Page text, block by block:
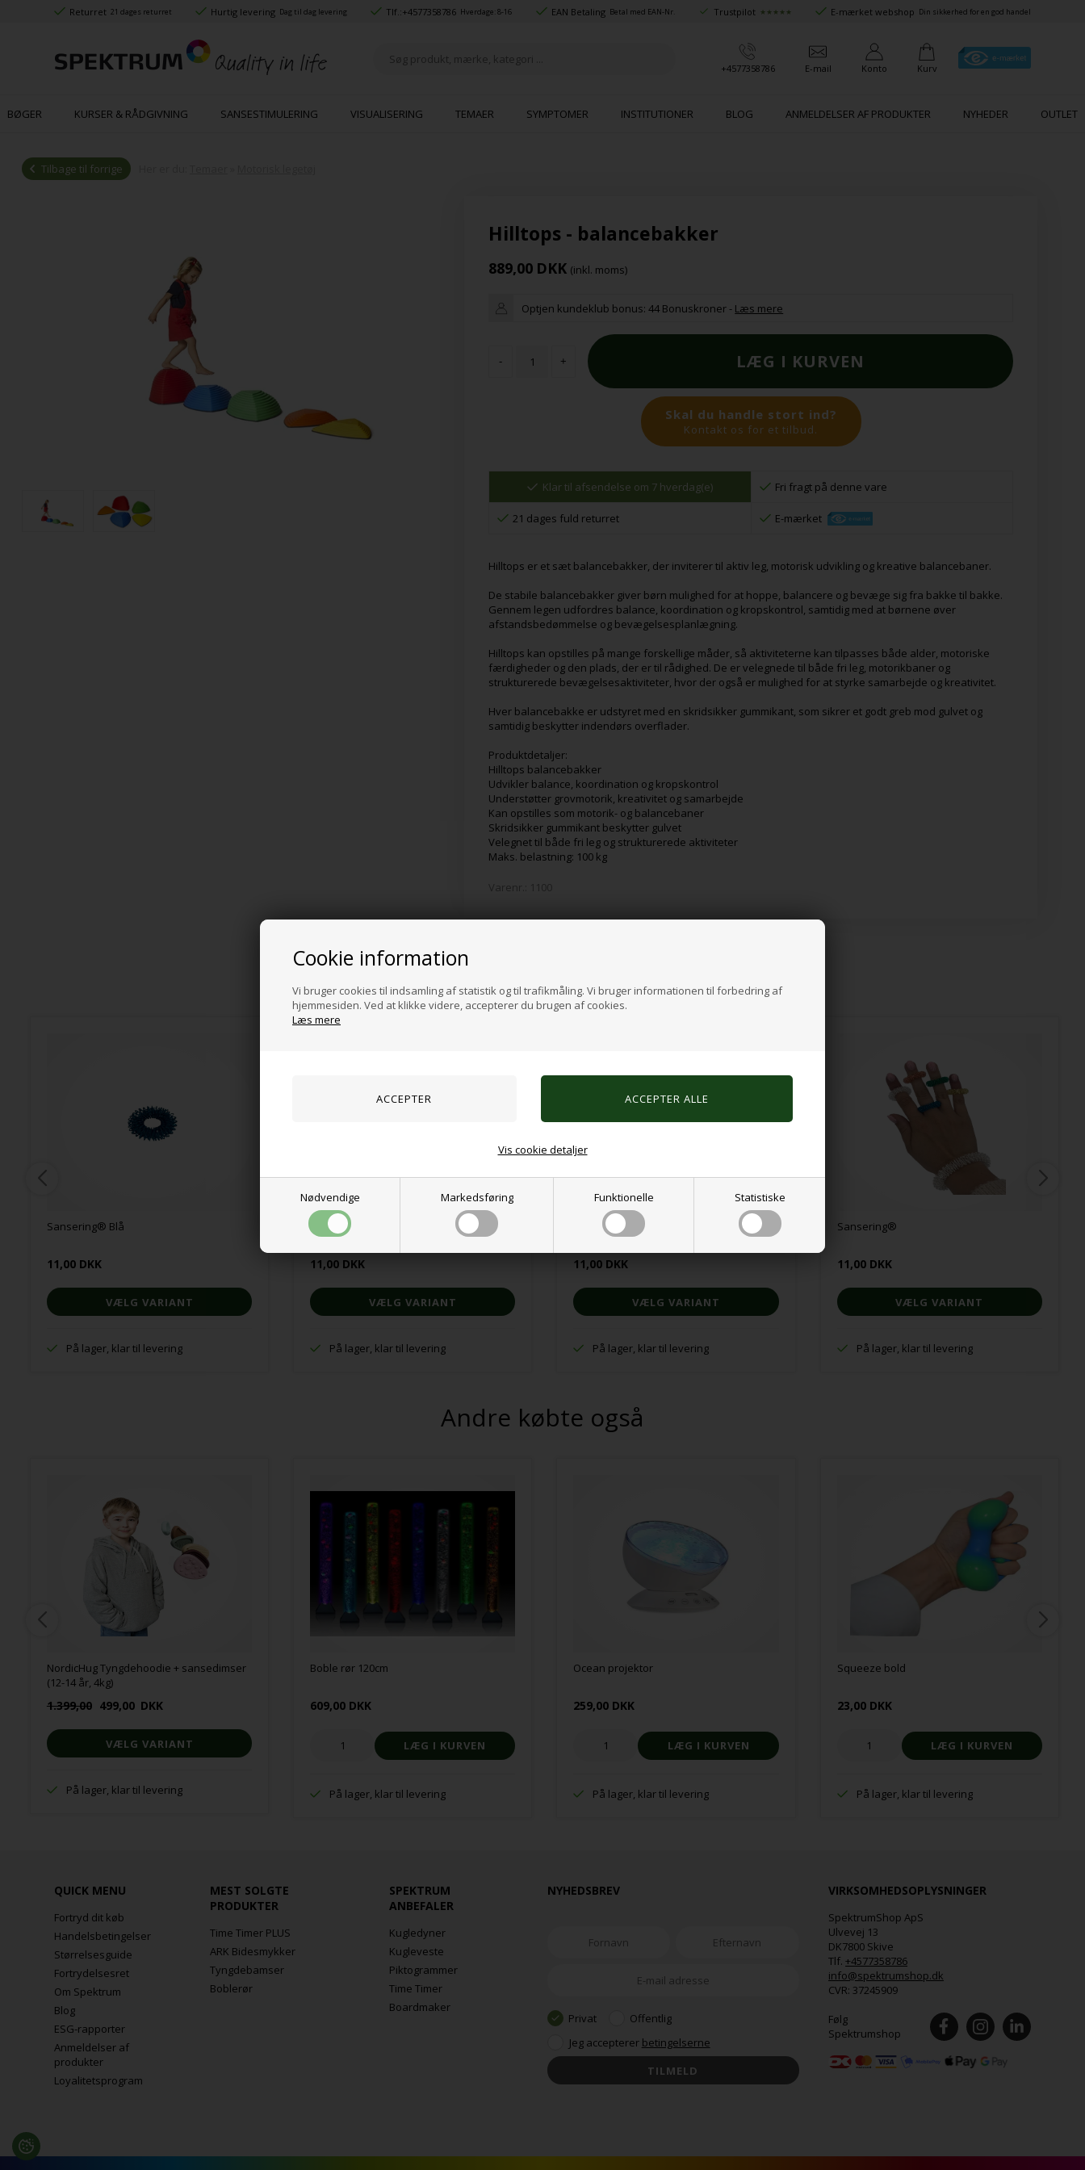
Cookie information
Vi bruger cookies til indsamling af statistik og til trafikmåling. Vi bruger informationen til forbedring af
hjemmesiden. Ved at klikke videre, accepterer du brugen af cookies.
Læs mere
Nødvendige Markedsføring Funktionelle Statistiske
Vis cookie detaljer
Returret 21 dages returret Hurtig levering Dag til dag levering Tlf.:+4577358786 Hverdage: 8-16 EAN Betaling Betal med EAN-Nr. Trustpilot ★★★★★ E-mærket webshop Din sikkerhed for en god handel
+4577358786 E-mail Konto Kurv
BØGER KURSER & RÅDGIVNING SANSESTIMULERING VISUALISERING TEMAER SYMPTOMER INSTITUTIONER BLOG ANMELDELSER AF PRODUKTER NYHEDER OUTLET
Tilbage til forrige
Hilltops - balancebakker
889,00 DKK (inkl. moms)
Optjen kundeklub bonus:44 Bonuskroner - Læs mere
- +
Skal du handle stort ind?
Kontakt os for et tilbud.
Klar til afsendelse om 7 hverdag(e) Fri fragt på denne vare
21 dages fuld returret E-mærket
Hilltops er et sæt balancebakker, der inviterer til aktiv leg, motorisk udvikling og kreative balancebaner.
De stabile balancebakker giver børn mulighed for at hoppe, balancere og bevæge sig fra bakke til bakke.
Gennem legen udfordres balance, koordination og kropskontrol, samtidig med at børnene øver
afstandsbedømmelse og bevægelsesplanlægning.
Hilltops kan opstilles på mange forskellige måder, så aktiviteterne kan tilpasses både alder, motoriske
færdigheder og den plads, der er til rådighed. De er velegnede til både fri leg, motorikbaner og
strukturerede bevægelsesaktiviteter, hvor der også er mulighed for at styrke samarbejde og kreativitet.
Hver balancebakke er udstyret med en skridsikker gummikant, som sikrer et godt greb mod gulvet og
samtidig beskytter indendørs overflader.
Produktdetaljer:
Hilltops balancebakker
Udvikler balance, koordination og kropskontrol
Understøtter grovmotorik, kreativitet og samarbejde
Kan opstilles som motorik- og balancebaner
Skridsikker gummikant beskytter gulvet
Velegnet til både fri leg og strukturerede aktiviteter
Maks. belastning: 100 kg
Varenr.: 1100
Alternative produkter
Sansering® Blå
11,00 DKK
VÆLG VARIANT
På lager, klar til levering
Sansering® Sølvfarvet
11,00 DKK
VÆLG VARIANT
På lager, klar til levering
Sansering® Guldfarvet
11,00 DKK
VÆLG VARIANT
På lager, klar til levering
Sansering®
11,00 DKK
VÆLG VARIANT
På lager, klar til levering
Andre købte også
NordicHug Tyngdehoodie + sansedimser
(12-14 år, 4kg)
1.399,00 499,00 DKK
VÆLG VARIANT
På lager, klar til levering
Boble rør 120cm
609,00 DKK
På lager, klar til levering
Ocean projektor
259,00 DKK
På lager, klar til levering
Squeeze bold
23,00 DKK
På lager, klar til levering
QUICK MENU
Fortryd dit køb
Handelsbetingelser
Størrelsesguide
Fortrydelsesret
Om Spektrum
Blog
ESG-rapporter
Anmeldelser af
produkter
Loyalitetsprogram
MEST SOLGTE
PRODUKTER
Time Timer PLUS
ARK Bidesmykker
Tyngdebamser
Boblerør
SPEKTRUM
ANBEFALER
Kugledyner
Kugleveste
Piktogrammer
Time Timer
Boardmaker
NYHEDSBREV
Privat
Offentlig
Jeg accepterer betingelserne
VIRKSOMHEDSOPLYSNINGER
SpektrumShop ApS
Ulvevej 13
DK7800 Skive
Tlf.+4577358786
info@spektrumshop.dk
CVR: 37245909
Følg
Spektrumshop